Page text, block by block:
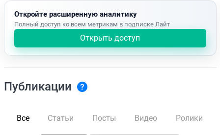
Откройте расширенную аналитику
Полный доступ ко всем метрикам в подписке Лайт
Открыть доступ
Публикации
Все Статьи Посты Видео Ролики